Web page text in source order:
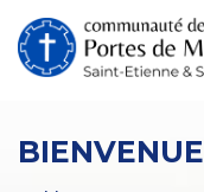
BIENVENUE